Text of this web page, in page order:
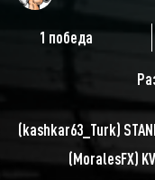
1 победа
(kashkar63_Turk)
(MoralesFX)